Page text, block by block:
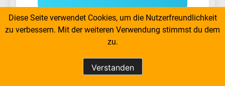
TC Ramelsoh - Copyright by Burkhard Wiesener
2026. Powered ByBlazeThemes
Impressum Datenschutz
Diese Seite verwendet Cookies, um die Nutzerfreundlichkeit
zu verbessern. Mit der weiteren Verwendung stimmst du dem
zu.
Verstanden